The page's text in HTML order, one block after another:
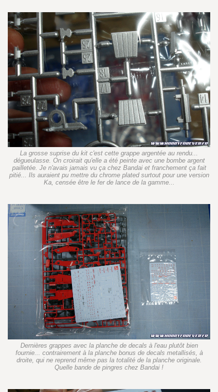
La grosse suprise du kit c'est cette grappe argentée au rendu...
dégueulasse. On croirait qu'elle a été peinte avec une bombe argent
pailletée. Je n'avais jamais vu ça chez Bandai et franchement ça fait
pitié... Ils auraient pu mettre du chrome plated surtout pour une version
Ka, censée être le fer de lance de la gamme...
Dernières grappes avec la planche de decals à l'eau plutôt bien
fournie... contrairement à la planche bonus de decals metallisés, à
droite, qui ne reprend même pas la totalité de la planche originale.
Quelle bande de pingres chez Bandai !